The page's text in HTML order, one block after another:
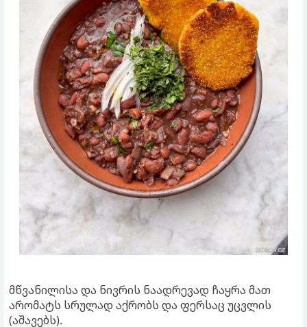
მწვანილისა და ნივრის ნაადრევად ჩაყრა მათ
არომატს სრულად აქრობს და ფერსაც უცვლის
(აშავებს).